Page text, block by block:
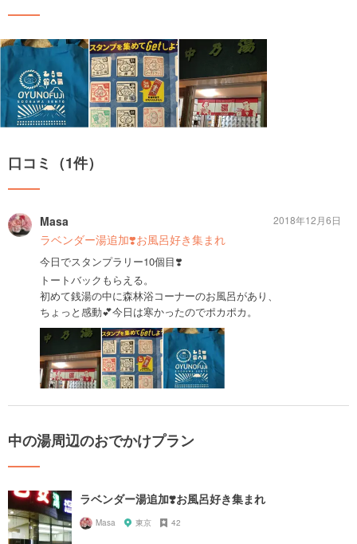
口コミ（1件）
Masa
ラベンダー湯追加❣️お風呂好き集まれ
今日でスタンプラリー10個目❣️
トートバックもらえる。
初めて銭湯の中に森林浴コーナーのお風呂があり、
ちょっと感動💕今日は寒かったのでポカポカ。
2018年12月6日
中の湯周辺のおでかけプラン
ラベンダー湯追加❣️お風呂好き集まれ
Masa 東京 42